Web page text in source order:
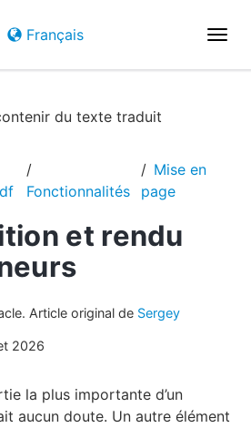
Français
du texte traduit
Fonctionnalités
Mise en
page
et rendu
Article original de Sergey
2026
la plus importante d’un
aucun doute. Un autre élément